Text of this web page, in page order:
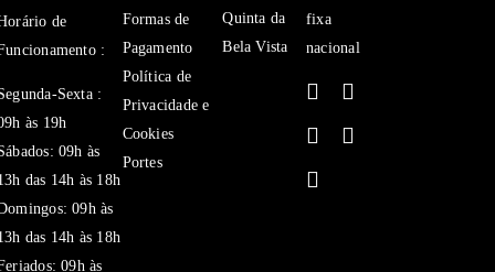
de
:
Sexta :
às 19h
09h às
das 14h às 18h
09h às
das 14h às 18h
09h às
Formas de
Pagamento
Política de
Privacidade e
Cookies
Portes
Quinta da
Bela Vista
fixa
nacional